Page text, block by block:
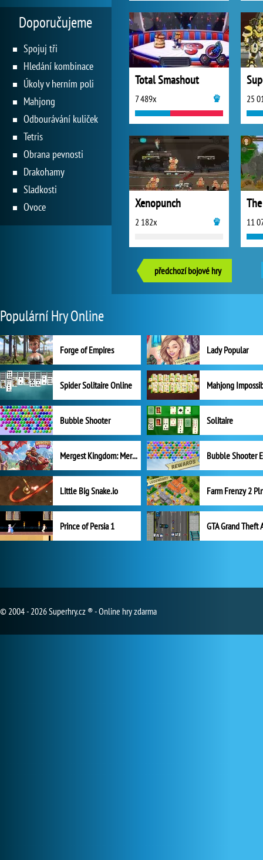
Total Smashout
7 489x 25
Xenopunch
2 182x 11
předchozí bojové hry
Doporučujeme
Spojuj tři
Hledání kombinace
Úkoly v herním poli
Mahjong
Odbourávání kuliček
Tetris
Obrana pevnosti
Drakohamy
Sladkosti
Ovoce
Populární Hry Online
Forge of Empires Lady Popular
Spider Solitaire Online Mahjong
Bubble Shooter Solitaire
Mergest Kingdom: Merge Puzzle
Little Big Snake.io
Prince of Persia 1 GTA Grand Theft
© 2004 - 2026 Superhry.cz ® - Online hry zdarma